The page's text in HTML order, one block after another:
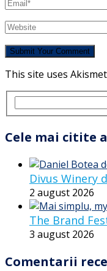
This site uses
Cele mai citite
Divus Winery
2 august 2026
The Brand
3 august 2026
Comentarii